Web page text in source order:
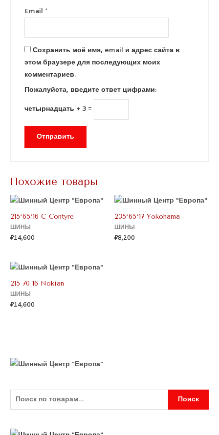
Email*
Сохранить моё имя, email и адрес сайта в
этом браузере для последующих моих
комментариев.
Пожалуйста, введите ответ цифрами:
четырнадцать + 3 =
Похожие товары
215*65*16 С Contyre
ШИНЫ
₽14,600
235*65*17 Yokohama
ШИНЫ
₽8,200
215 70 16 Nokian
ШИНЫ
₽14,600
Поиск